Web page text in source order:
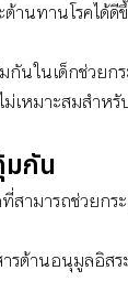
านทานโรคได้ดี
นในเด็กช่วย
หมาะสมสำหรั
มกัน
ามารถช่วยกร
รต้านอนุมูลอิส